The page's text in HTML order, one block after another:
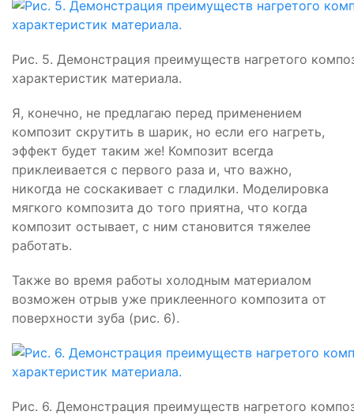
Рис. 5. Демонстрация преимуществ нагретого
характеристик материала.
Я, конечно, не предлагаю перед применением
композит скрутить в шарик, но если его нагреть,
эффект будет таким же! Композит всегда
приклеивается с первого раза и, что важно,
никогда не соскакивает с гладилки. Моделировка
мягкого композита до того приятна, что когда
композит остывает, с ним становится тяжелее
работать.
Также во время работы холодным материалом
возможен отрыв уже приклеенного композита от
поверхности зуба (рис. 6).
Рис. 6. Демонстрация преимуществ нагретого